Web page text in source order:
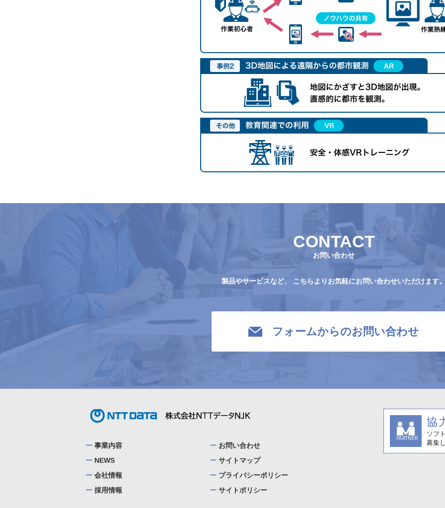
CONTACT
お問い合わせ
製品やサービスなど、 こちらよりお気軽にお問い合わせいただけます
フォームからのお問い合わせ
事業内容
NEWS
会社情報
採用情報
お問い合わせ
サイトマップ
プライバシーポリシー
サイトポリシー